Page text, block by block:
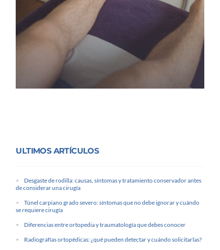
ULTIMOS ARTÍCULOS
Desgaste de rodilla: causas, síntomas y tratamiento conservador antes
de considerar una cirugía
Túnel carpiano grado severo: síntomas que no debe ignorar y cuándo
se requiere cirugía
Diferencias entre ortopedia y traumatología que debes conocer
Radiografías ortopédicas: ¿qué pueden detectar y cuándo solicitarlas?